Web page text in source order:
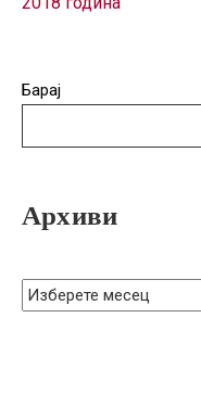
НА
ГРИЖА
ЗА
НАБАВКИ
Барај
Архиви